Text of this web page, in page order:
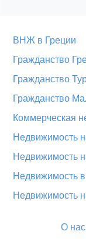
ВНЖ в Греции
Гражданство
Гражданство
Гражданство
Коммерческая
Недвижимость
Недвижимость
Недвижимость
Недвижимость
О нас